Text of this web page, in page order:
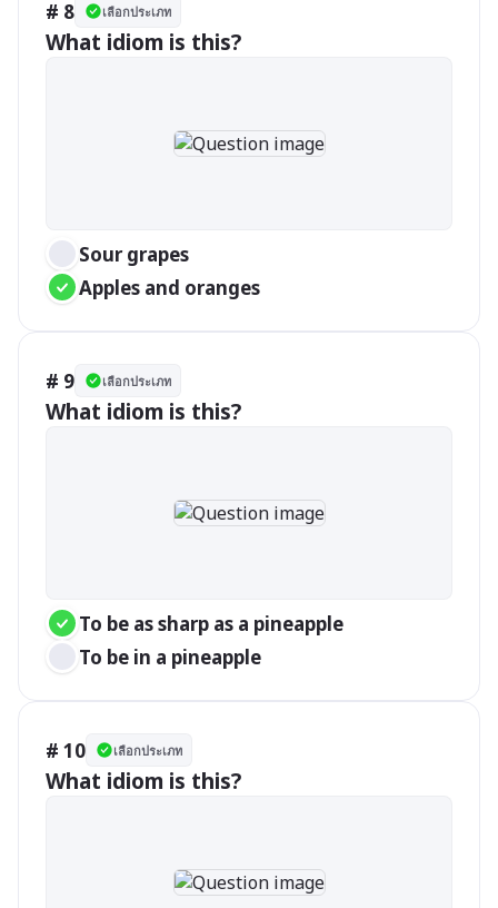
# 8 เลือกประเภท
What idiom is this?
Sour grapes
Apples and oranges
# 9 เลือกประเภท
What idiom is this?
To be as sharp as a pineapple
To be in a pineapple
# 10 เลือกประเภท
What idiom is this?